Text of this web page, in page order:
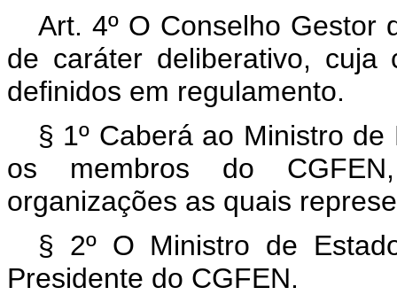
Art. 4º O Conselho Gestor
de caráter deliberativo, cuja
definidos em regulamento.
§ 1º Caberá ao Ministro
os membros do
organizações as quais
§ 2º O Ministro de
Presidente do CGFEN.